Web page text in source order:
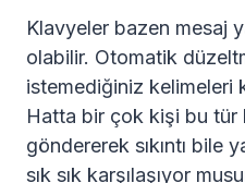
Klavyeler bazen mesaj
olabilir. Otomatik
istemediğiniz kelimeleri
Hatta bir çok kişi bu tür
göndererek sıkıntı bile
sık sık karşılaşıyor